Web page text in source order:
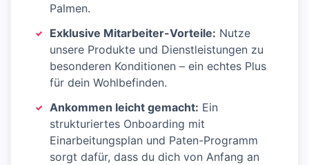
Palmen.
Exklusive Mitarbeiter-Vorteile: Nutze
unsere Produkte und Dienstleistungen zu
besonderen Konditionen – ein echtes Plus
für dein Wohlbefinden.
Ankommen leicht gemacht: Ein
strukturiertes Onboarding mit
Einarbeitungsplan und Paten-Programm
sorgt dafür, dass du dich von Anfang an